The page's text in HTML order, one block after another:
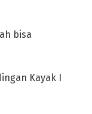
bisa
Kayak I